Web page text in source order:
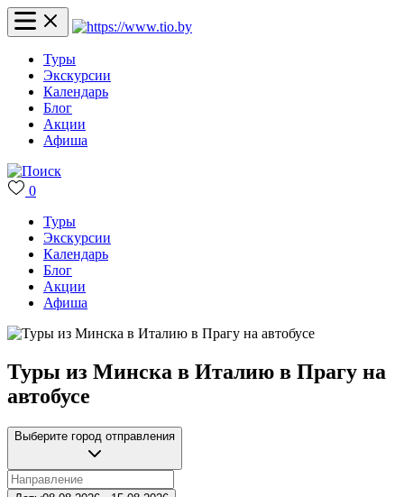
Туры
Экскурсии
Календарь
Блог
Акции
Афиша
0
Туры
Экскурсии
Календарь
Блог
Акции
Афиша
Туры из Минска в Италию в Прагу на
автобусе
Выберите город отправления